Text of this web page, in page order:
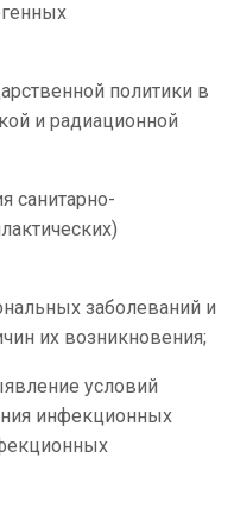
политики в
и радиационной
заболеваний и
их возникновения;
условий
инфекционных